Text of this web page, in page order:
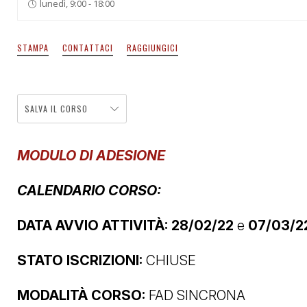
lunedì, 9:00 - 18:00
STAMPA CONTATTACI RAGGIUNGICI
SALVA IL CORSO
MODULO DI ADESIONE
CALENDARIO CORSO:
DATA AVVIO ATTIVITÀ: 28/02/22 e 07/03/
STATO ISCRIZIONI: CHIUSE
MODALITÀ CORSO: FAD SINCRONA